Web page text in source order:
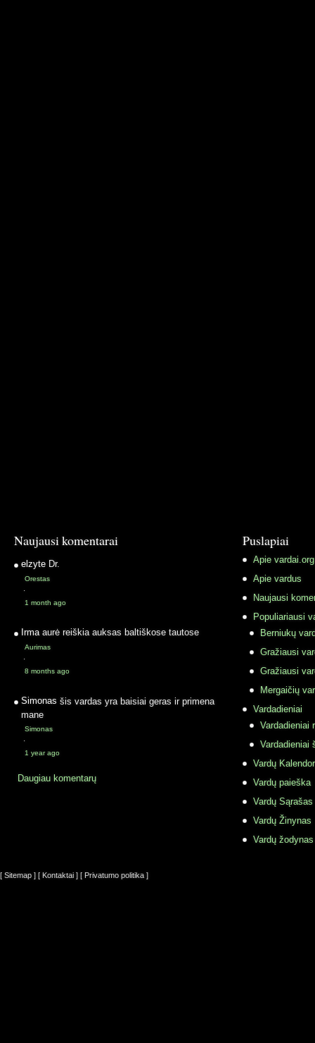
Naujausi komentarai
elzyte Dr.
Orestas
·
1 month ago
Irma aurė reiškia auksas baltiškose tautose
Aurimas
·
8 months ago
Simonas šis vardas yra baisiai geras ir primena
mane
Simonas
·
1 year ago
Daugiau komentarų
Puslapiai
Apie vardai.org
Apie vardus
Naujausi
Populiariausi
Berniukų
Gražiausi
Gražiausi
Mergaičių
Vardadieniai
Vardadieniai
Vardadieniai
Vardų
Vardų paieška
Vardų Sąrašas
Vardų Žinynas
Vardų
[ Sitemap ] [ Kontaktai ] [ Privatumo politika ]